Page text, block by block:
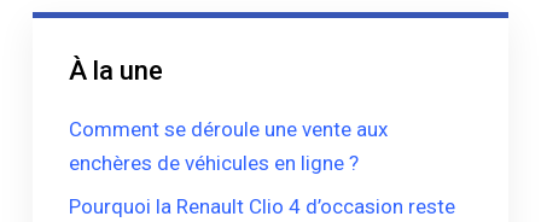
À la une
Comment se déroule une vente aux
enchères de véhicules en ligne ?
Pourquoi la Renault Clio 4 d’occasion reste